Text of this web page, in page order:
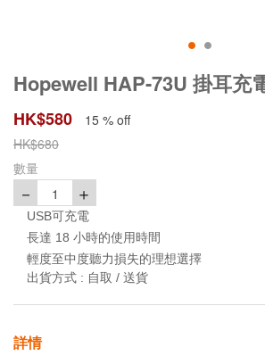
Hopewell HAP-73U 掛耳充
HK$580 15 % off
HK$680
數量
－ 1 ＋
USB可充電
長達 18 小時的使用時間
輕度至中度聽力損失的理想選擇
出貨方式 : 自取 / 送貨
詳情